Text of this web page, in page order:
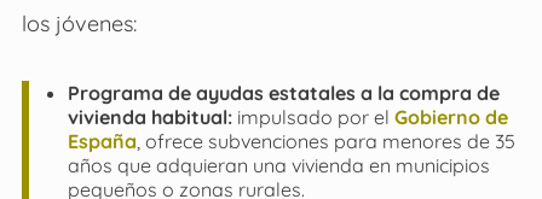
los jóvenes:
Programa de ayudas estatales a la compra de
vivienda habitual:impulsado por el Gobierno de
España, ofrece subvenciones para menores de 35
años que adquieran una vivienda en municipios
pequeños o zonas rurales.